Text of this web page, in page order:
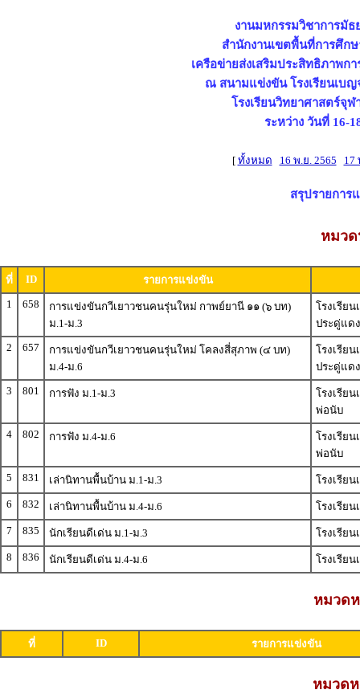
งานมหกรรมวิชาการมัธ
สำนักงานเขตพื้นที่การศึก
เครือข่ายส่งเสริมประสิทธิภาพ
ณ สนามแข่งขัน โรงเรียนเบญ
โรงเรียนวิทยาศาสตร์จุ
ระหว่าง วันที่ 16-
[ ทั้งหมด 16 พ.ย. 2565 17
สรุปรายการ
หมว
ที่ ID
รายการแข่งขัน
1
658
การแข่งขันกวีเยาวชนคนรุ่นใหม่ กาพย์ยานี ๑๑ (๖ บท)
ม.1-ม.3
โรงเรีย
ประดู่แดง
2
657
การแข่งขันกวีเยาวชนคนรุ่นใหม่ โคลงสี่สุภาพ (๔ บท)
ม.4-ม.6
โรงเรีย
ประดู่แดง
3
801 การฟัง ม.1-ม.3
โรงเรีย
พ่อนับ
4
802 การฟัง ม.4-ม.6
โรงเรีย
พ่อนับ
5
831 เล่านิทานพื้นบ้าน ม.1-ม.3
โรงเรีย
6
832 เล่านิทานพื้นบ้าน ม.4-ม.6
โรงเรีย
7
835 นักเรียนดีเด่น ม.1-ม.3
โรงเรีย
8
836 นักเรียนดีเด่น ม.4-ม.6 โรงเรีย
หมวด
ที่ ID รายการแข่งขัน
หมวด